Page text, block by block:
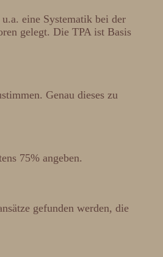
eine Systematik bei der
gelegt. Die TPA ist Basis
Genau dieses zu
75% angeben.
gefunden werden, die